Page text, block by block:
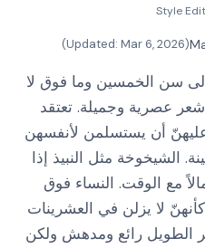
Style
(Updated:
Mar 6, 2026
)
سن الخمسين وما فوق لا
عصرية وجميلة. تعتقد
أن يستسلمن لأنفسهن
الشيخوخة مثل النبيذ إذا
مع الوقت. النساء فوق
لا يزلن في العشرينات
الطويل رائع ومدهش ولكن